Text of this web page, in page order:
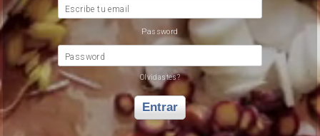
Escribe tu email
Password
Password
Olvidastes?
Entrar